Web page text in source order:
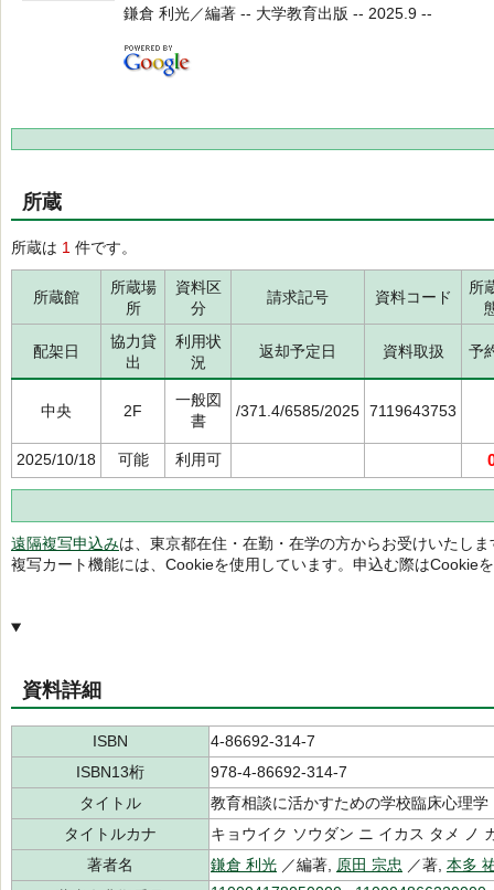
鎌倉 利光／編著 -- 大学教育出版 -- 2025.9 --
所蔵
所蔵は 1 件です。
所蔵館
所蔵場
所
資料区
分
請求記号 資料コード
所
配架日
協力貸
出
利用状
況
返却予定日 資料取扱 予
中央 2F
一般図
書
/371.4/6585/2025 7119643753
2025/10/18 可能 利用可
遠隔複写申込みは、東京都在住・在勤・在学の方からお受けいたしま
複写カート機能には、Cookieを使用しています。申込む際はCookie
資料詳細
ISBN
4-86692-314-7
ISBN13桁
978-4-86692-314-7
タイトル
教育相談に活かすための学校臨床心理学
タイトルカナ
キョウイク ソウダン ニ イカス タメ ノ
著者名
鎌倉 利光 ／編著, 原田 宗忠 ／著, 本多